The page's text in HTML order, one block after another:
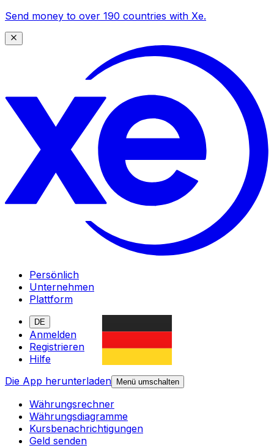
Send money to over 190 countries with Xe.
Persönlich
Unternehmen
Plattform
DE
Anmelden
Registrieren
Hilfe
Die App herunterladen
Menü umschalten
Währungsrechner
Währungsdiagramme
Kursbenachrichtigungen
Geld senden